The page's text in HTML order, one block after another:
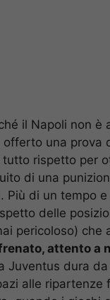
il Napoli non è
una prova
rispetto per
di una
di un tempo
delle
pericoloso) che
attento a
Juventus dura
alle ripartenze